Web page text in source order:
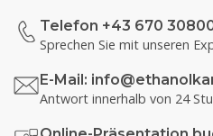
Telefon +43 670
Sprechen Sie mit unseren
E-Mail:
Antwort innerhalb von 24